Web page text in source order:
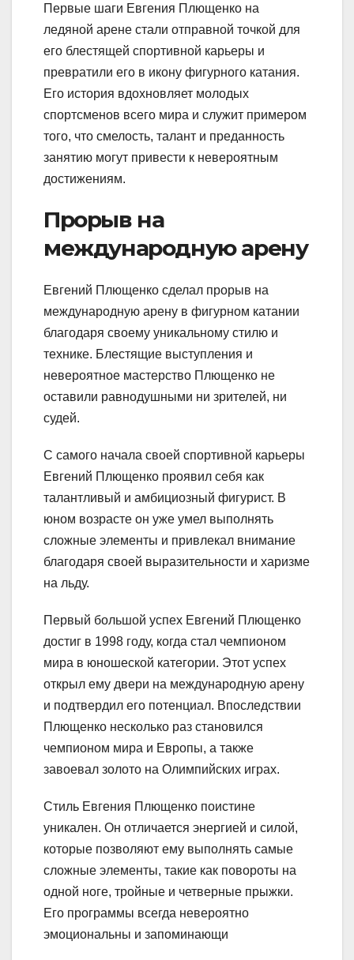
Первые шаги Евгения Плющенко на
ледяной арене стали отправной точкой для
его блестящей спортивной карьеры и
превратили его в икону фигурного катания.
Его история вдохновляет молодых
спортсменов всего мира и служит примером
того, что смелость, талант и преданность
занятию могут привести к невероятным
достижениям.
Прорыв на
международную арену
Евгений Плющенко сделал прорыв на
международную арену в фигурном катании
благодаря своему уникальному стилю и
технике. Блестящие выступления и
невероятное мастерство Плющенко не
оставили равнодушными ни зрителей, ни
судей.
С самого начала своей спортивной карьеры
Евгений Плющенко проявил себя как
талантливый и амбициозный фигурист. В
юном возрасте он уже умел выполнять
сложные элементы и привлекал внимание
благодаря своей выразительности и харизме
на льду.
Первый большой успех Евгений Плющенко
достиг в 1998 году, когда стал чемпионом
мира в юношеской категории. Этот успех
открыл ему двери на международную арену
и подтвердил его потенциал. Впоследствии
Плющенко несколько раз становился
чемпионом мира и Европы, а также
завоевал золото на Олимпийских играх.
Стиль Евгения Плющенко поистине
уникален. Он отличается энергией и силой,
которые позволяют ему выполнять самые
сложные элементы, такие как повороты на
одной ноге, тройные и четверные прыжки.
Его программы всегда невероятно
эмоциональны и запоминающи